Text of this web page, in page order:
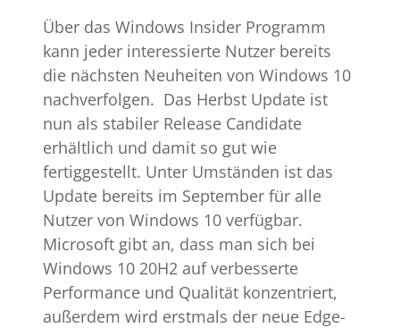
Über das Windows Insider Programm
kann jeder interessierte Nutzer bereits
die nächsten Neuheiten von Windows 10
nachverfolgen. Das Herbst Update ist
nun als stabiler Release Candidate
erhältlich und damit so gut wie
fertiggestellt. Unter Umständen ist das
Update bereits im September für alle
Nutzer von Windows 10 verfügbar.
Microsoft gibt an, dass man sich bei
Windows 10 20H2 auf verbesserte
Performance und Qualität konzentriert,
außerdem wird erstmals der neue Edge-